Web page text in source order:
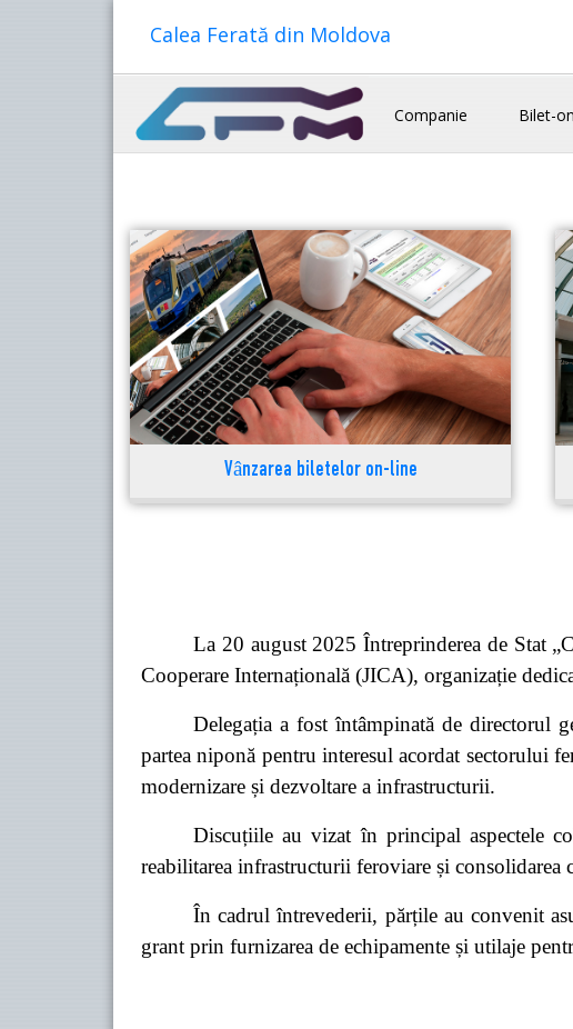
Calea Ferată din Moldova
Companie Bilet-
Vânzarea biletelor on-line
La 20 august 2025 Întreprinderea de Stat
Cooperare Internațională (JICA), organizație
Delegația a fost întâmpinată de directorul
partea niponă pentru interesul acordat
modernizare și dezvoltare a infrastructurii.
Discuțiile au vizat în principal aspectele
reabilitarea infrastructurii feroviare și
În cadrul întrevederii, părțile au convenit
grant prin furnizarea de echipamente și utilaje